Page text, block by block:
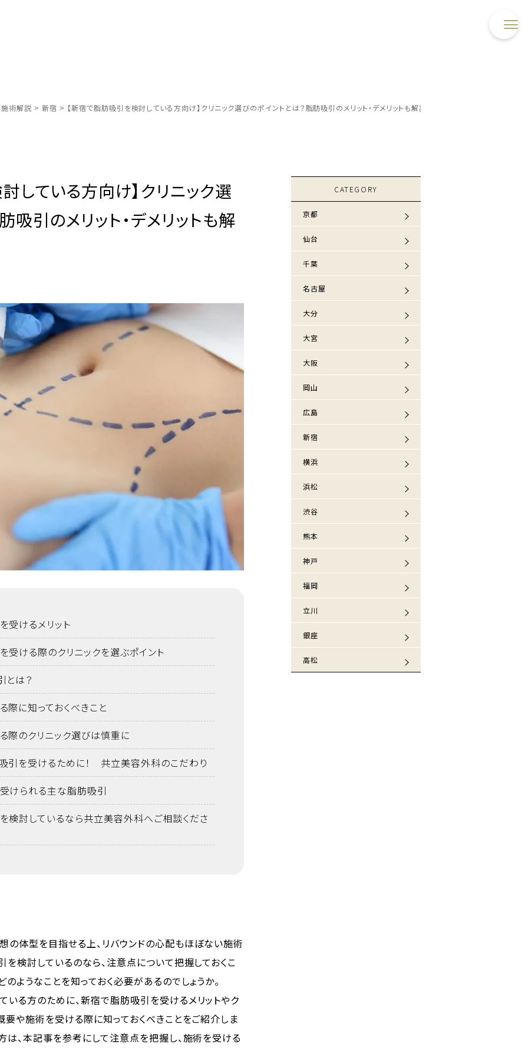
術解説 > 新宿 > 【新宿で脂肪吸引を検討している方向け】クリニック選びのポイントとは？脂肪吸引のメリット・デメリットも解説！
している方向け】クリニック選
吸引のメリット・デメリットも解
受けるメリット
受ける際のクリニックを選ぶポイント
とは？
際に知っておくべきこと
際のクリニック選びは慎重に
引を受けるために！ 共立美容外科のこだわり
けられる主な脂肪吸引
検討しているなら共立美容外科へご相談くださ
体型を目指せる上、リバウンドの心配もほぼない施術
を検討しているのなら、注意点について把握しておくこ
ようなことを知っておく必要があるのでしょうか。
る方のために、新宿で脂肪吸引を受けるメリットやク
要や施術を受ける際に知っておくべきことをご紹介しま
は、本記事を参考にして注意点を把握し、施術を受ける
CATEGORY
京都
仙台
千葉
名古屋
大分
大宮
大阪
岡山
広島
新宿
横浜
浜松
渋谷
熊本
神戸
福岡
立川
銀座
高松